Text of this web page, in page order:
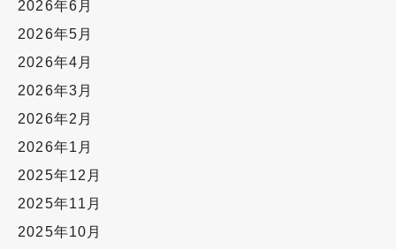
2026年6月
2026年5月
2026年4月
2026年3月
2026年2月
2026年1月
2025年12月
2025年11月
2025年10月